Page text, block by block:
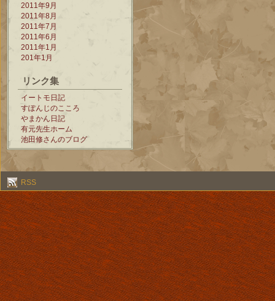
2011年9月
2011年8月
2011年7月
2011年6月
2011年1月
201年1月
リンク集
イートモ日記
すぽんじのこころ
やまかん日記
有元先生ホーム
池田修さんのブログ
RSS